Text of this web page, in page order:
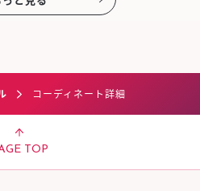
コーディネート詳細
TOP